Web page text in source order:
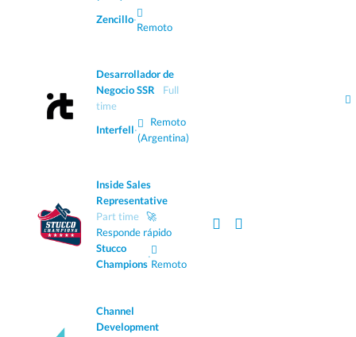
Zencillo·
Remoto
Desarrollador de
Negocio SSR
Full
time
Interfell·
Remoto
(Argentina)
Inside Sales
Representative
Part time
🚀
Responde rápido
Stucco
Champions
·
Remoto
Channel
Development